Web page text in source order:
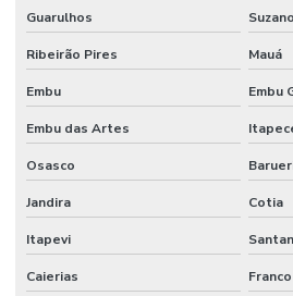
Incubadora Shaker
Kit para análise de água
Kit de vidrarias para laboratório
Lâmina de vidro
Lamínula de vidro
Macropipetador manual
Guarulhos Suzano
Ribeirão Pires Mauá
Embu Embu
Embu das Artes
Osasco
Jandira Cotia
Itapevi
Caierias